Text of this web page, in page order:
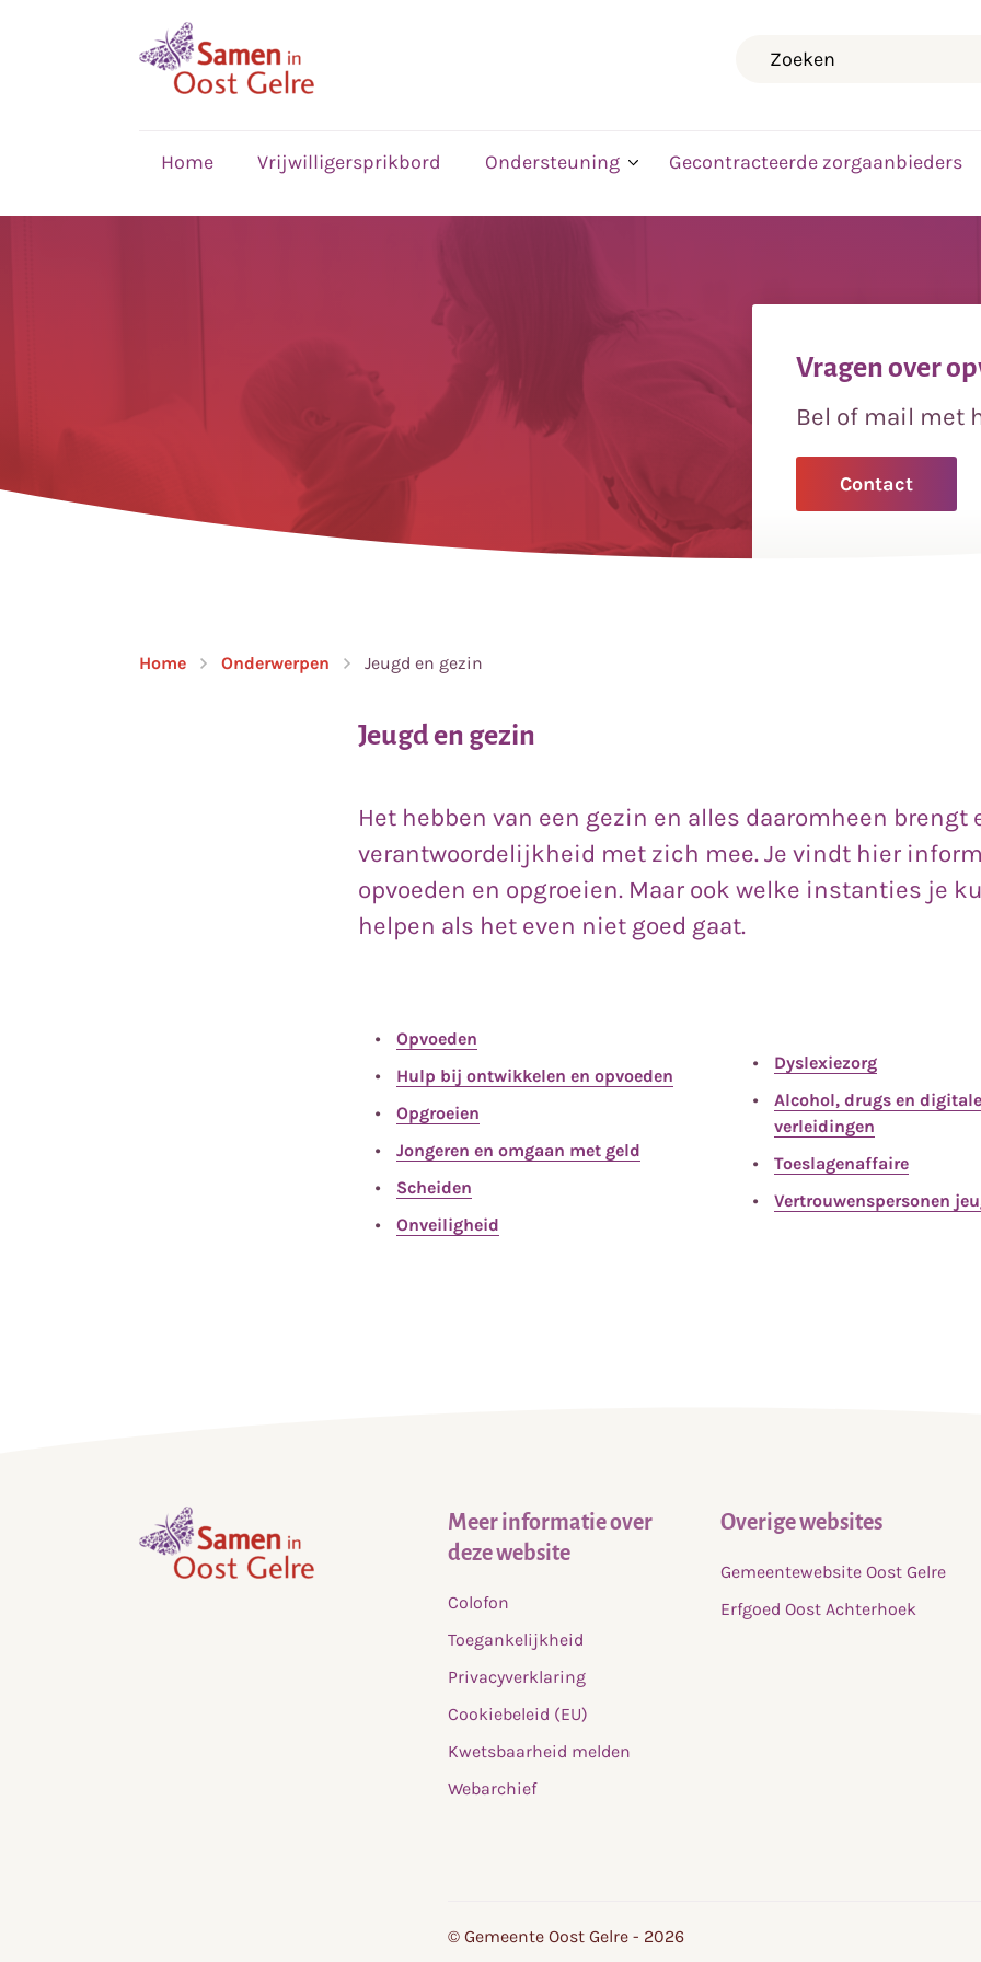
Home Vrijwilligersprikbord Ondersteuning Gecontracteerde zorgaanbieders
Vragen over
Bel of mail met
Contact
Home Onderwerpen Jeugd en gezin
Jeugd en gezin
Het hebben van een gezin en alles daaromheen brengt
verantwoordelijkheid met zich mee. Je vindt hier
opvoeden en opgroeien. Maar ook welke instanties je
helpen als het even niet goed gaat.
Opvoeden
Hulp bij ontwikkelen en opvoeden
Opgroeien
Jongeren en omgaan met geld
Scheiden
Onveiligheid
Dyslexiezorg
Alcohol, drugs en digitale
verleidingen
Toeslagenaffaire
Vertrouwenspersonen
Meer informatie over
deze website
Colofon
Toegankelijkheid
Privacyverklaring
Cookiebeleid (EU)
Kwetsbaarheid melden
Webarchief
Overige websites
Gemeentewebsite Oost Gelre
Erfgoed Oost Achterhoek
© Gemeente Oost Gelre - 2026